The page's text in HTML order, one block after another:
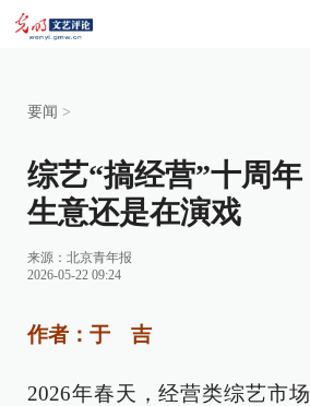
要闻 >
综艺“搞经营”十周
生意还是在演戏
来源： 北京青年报
2026-05-22 09:24
作者：于 吉
2026年春天，经营类综艺市